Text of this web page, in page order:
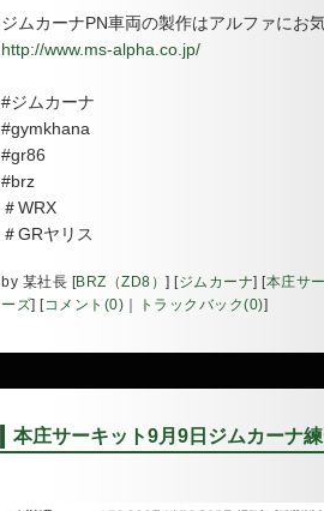
ジムカーナPN車両の製作はアルファにお
http://www.ms-alpha.co.jp/
#ジムカーナ
#gymkhana
#gr86
#brz
＃WRX
＃GRヤリス
by 某社長 [BRZ（ZD8） ] [ジムカーナ] [本庄サ
ーズ] [コメント(0) トラックバック(0)]
本庄サーキット9月9日ジムカーナ